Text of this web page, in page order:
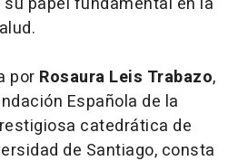
por Rosaura Leis Trabazo,
Española de la
catedrática de
de Santiago, consta